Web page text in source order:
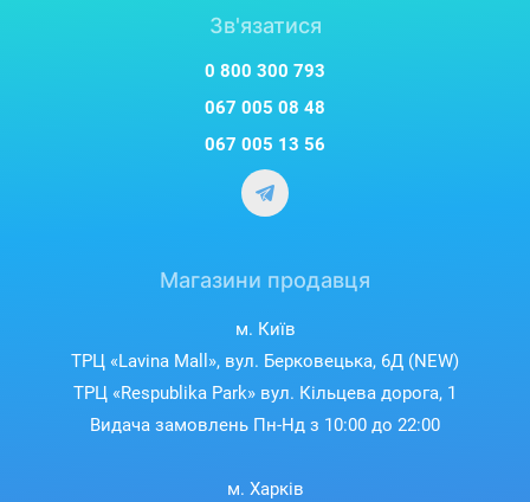
Зв'язатися
0 800 300 793
067 005 08 48
067 005 13 56
Магазини продавця
м. Київ
ТРЦ «Lavina Mall», вул. Берковецька, 6Д (NEW)
ТРЦ «Respublika Park» вул. Кільцева дорога, 1
Видача замовлень Пн-Нд з 10:00 до 22:00
м. Харків